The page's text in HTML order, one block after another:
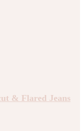
& Flared Jeans